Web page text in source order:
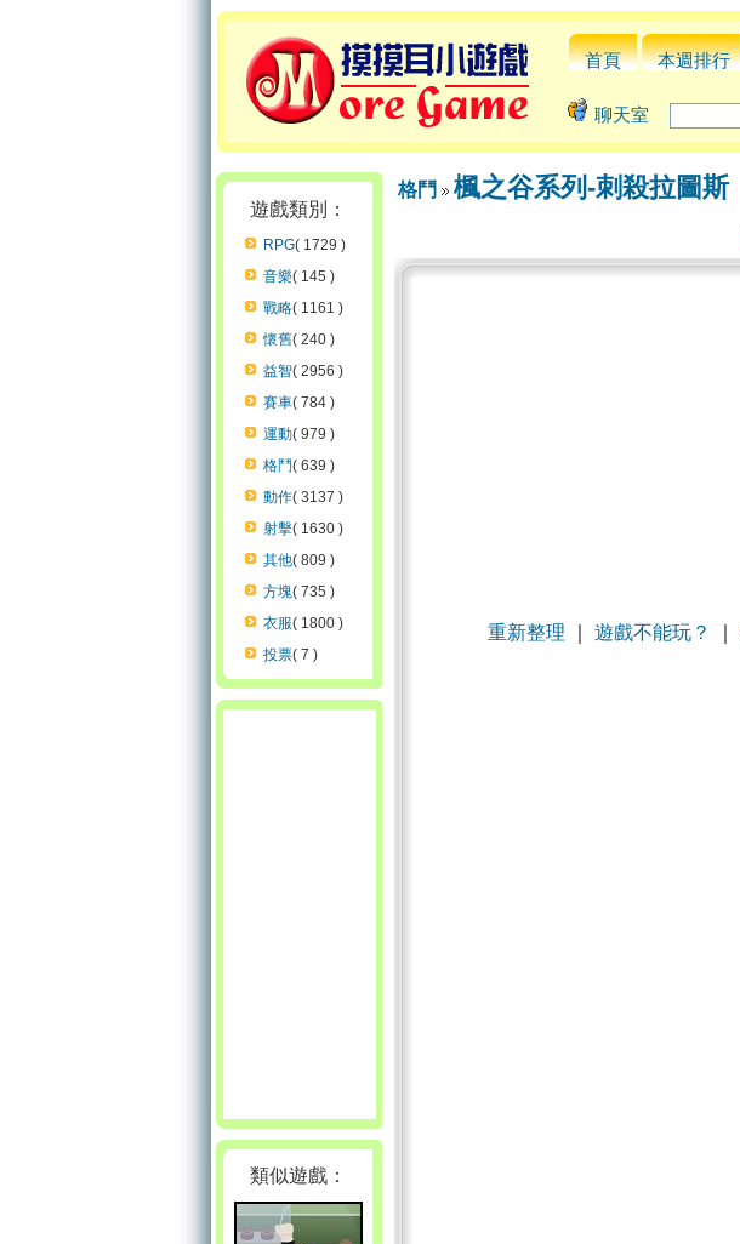
首頁 本週排行
聊天室
遊戲類別：
RPG( 1729 )
音樂( 145 )
戰略( 1161 )
懷舊( 240 )
益智( 2956 )
賽車( 784 )
運動( 979 )
格鬥( 639 )
動作( 3137 )
射擊( 1630 )
其他( 809 )
方塊( 735 )
衣服( 1800 )
投票( 7 )
類似遊戲：
格鬥 楓之谷系列-刺殺拉圖斯
重新整理 遊戲不能玩？